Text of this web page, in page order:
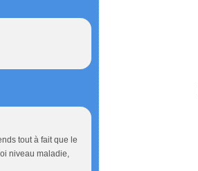
tout à fait que le
niveau maladie,